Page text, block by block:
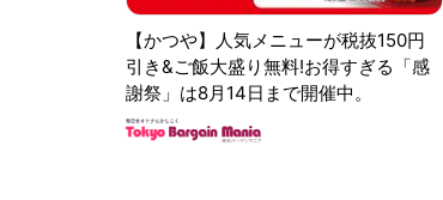
【かつや】人気メニューが税抜150円
引き&ご飯大盛り無料!お得すぎる「感
謝祭」は8月14日まで開催中。